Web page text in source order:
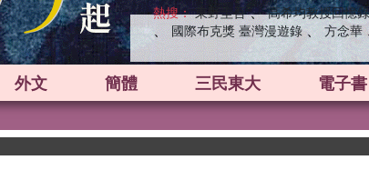
熱搜： 東野圭吾 、 高希均教授回憶錄
、 國際布克獎 臺灣漫遊錄 、 方念華
外文 簡體 三民東大 電子書